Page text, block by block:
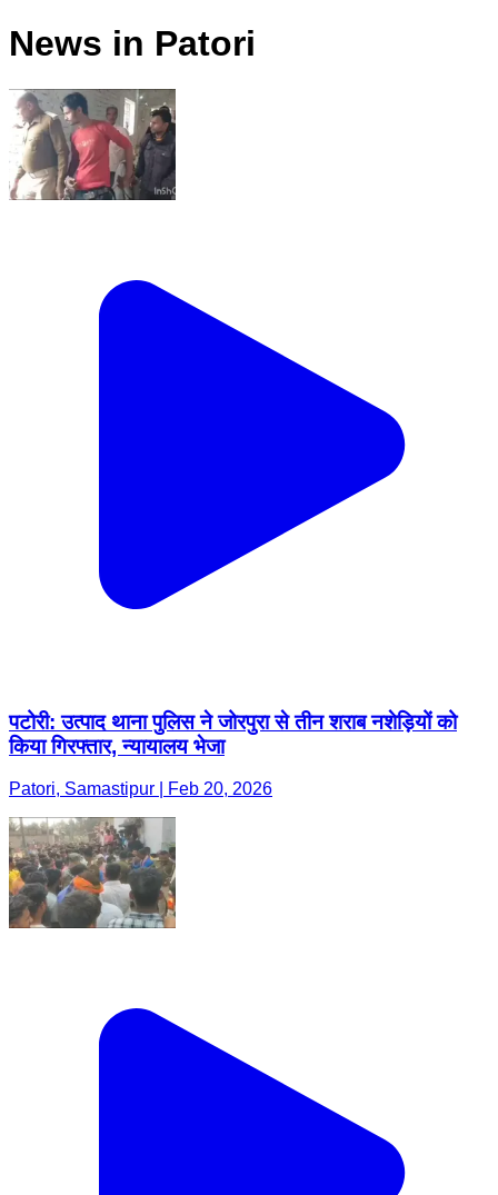
News in Patori
पटोरी: उत्पाद थाना पुलिस ने जोरपुरा से तीन शराब नशेड़ियों को
किया गिरफ्तार, न्यायालय भेजा
Patori, Samastipur | Feb 20, 2026